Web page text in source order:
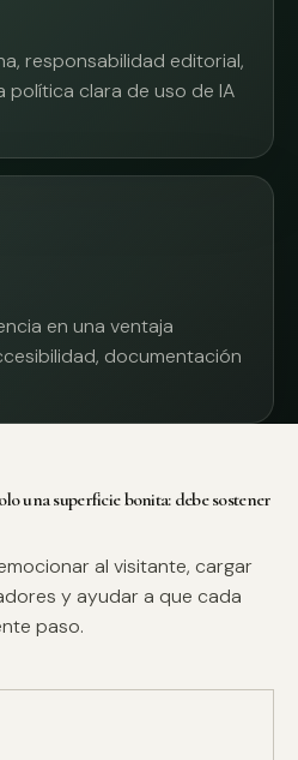
responsabilidad editorial,
política clara de uso de IA
en una ventaja
documentación
una superficie bonita: debe sostener
al visitante, cargar
y ayudar a que cada
paso.